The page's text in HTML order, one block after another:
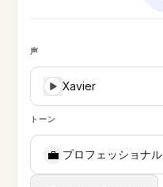
声
Xavier
トーン
💼 プロフェッショナル